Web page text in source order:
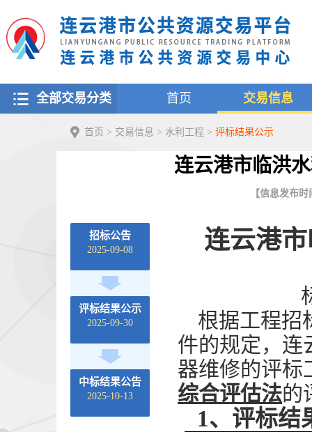
全部交易分类 首页 交易信息
首页 > 交易信息 > 水利工程 > 评标结果公示
连云港市临洪
【信息发布
招标公告
2025-09-08
评标结果公示
2025-09-30
中标结果公告
2025-10-13
连云港
根据工程招
件的规定，连
器维修的评标
综合评估法的
1、 评标结